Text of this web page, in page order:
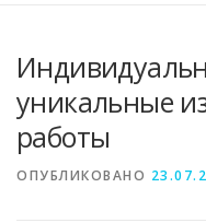
ПРАЗДНИКИ
уникальные
работы
ОПУБЛИКОВАНО